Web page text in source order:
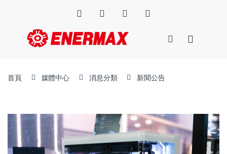
首頁 媒體中心 消息分類 新聞公告